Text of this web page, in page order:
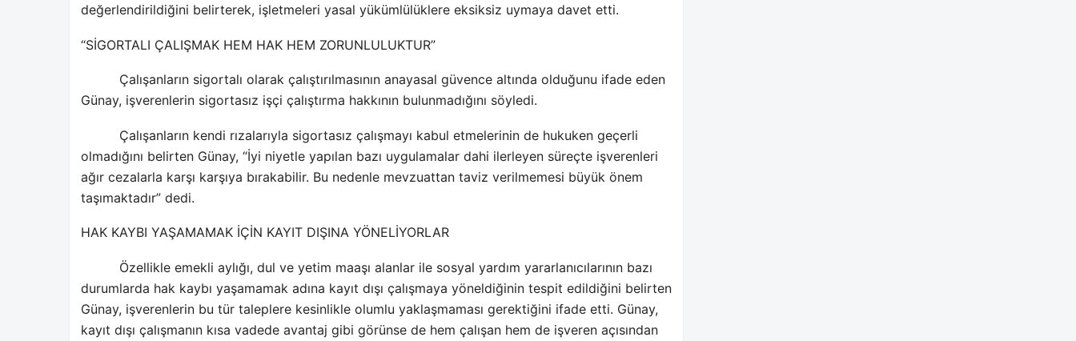
değerlendirildiğini belirterek, işletmeleri yasal yükümlülüklere eksiksiz uymaya davet etti.
“SİGORTALI ÇALIŞMAK HEM HAK HEM ZORUNLULUKTUR”
Çalışanların sigortalı olarak çalıştırılmasının anayasal güvence altında olduğunu ifade eden
Günay, işverenlerin sigortasız işçi çalıştırma hakkının bulunmadığını söyledi.
Çalışanların kendi rızalarıyla sigortasız çalışmayı kabul etmelerinin de hukuken geçerli
olmadığını belirten Günay, “İyi niyetle yapılan bazı uygulamalar dahi ilerleyen süreçte işverenleri
ağır cezalarla karşı karşıya bırakabilir. Bu nedenle mevzuattan taviz verilmemesi büyük önem
taşımaktadır” dedi.
HAK KAYBI YAŞAMAMAK İÇİN KAYIT DIŞINA YÖNELİYORLAR
Özellikle emekli aylığı, dul ve yetim maaşı alanlar ile sosyal yardım yararlanıcılarının bazı
durumlarda hak kaybı yaşamamak adına kayıt dışı çalışmaya yöneldiğinin tespit edildiğini belirten
Günay, işverenlerin bu tür taleplere kesinlikle olumlu yaklaşmaması gerektiğini ifade etti. Günay,
kayıt dışı çalışmanın kısa vadede avantaj gibi görünse de hem çalışan hem de işveren açısından